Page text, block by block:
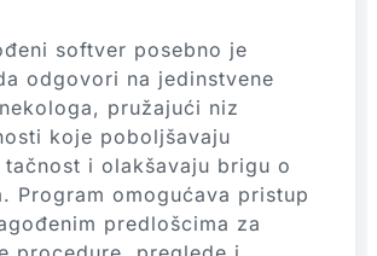
softver posebno je
odgovori na jedinstvene
pružajući niz
koje poboljšavaju
i olakšavaju brigu o
Program omogućava pristup
predlošcima za